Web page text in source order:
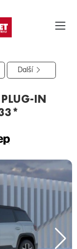
hledat
Další
IN